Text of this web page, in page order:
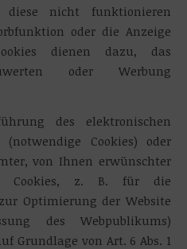
diese nicht funktionieren
oder die Anzeige
dienen dazu, das
oder Werbung
des elektronischen
(notwendige Cookies) oder
von Ihnen erwünschter
Cookies, z. B. für die
Optimierung der Website
des Webpublikums)
Grundlage von Art. 6 Abs. 1